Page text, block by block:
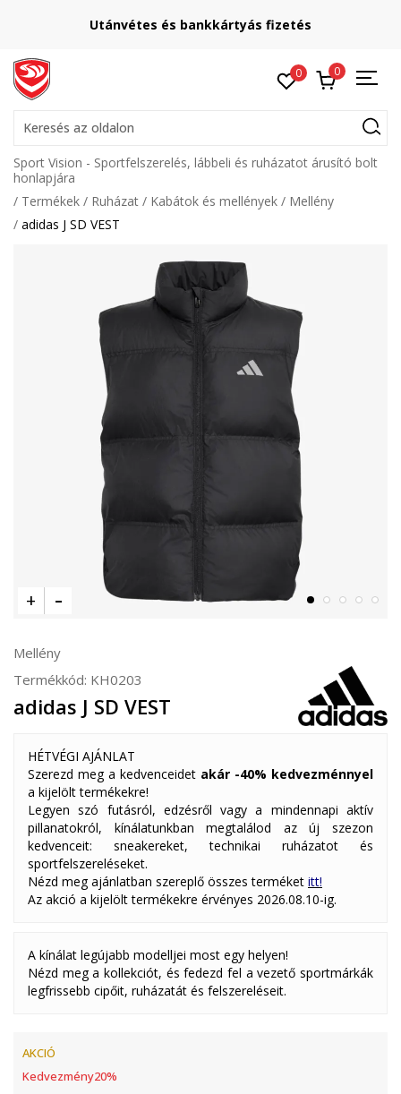
Utánvétes és bankkártyás fizetés
0 0
Keresés az oldalon
Sport Vision - Sportfelszerelés, lábbeli és ruházatot árusító bolt
honlapjára
Termékek
Ruházat Kabátok és mellények
Mellény
adidas J SD VEST
Mellény
Termékkód: KH0203
adidas J SD VEST
HÉTVÉGI AJÁNLAT
Szerezd meg a kedvenceidet akár -40% kedvezménnyel
a kijelölt termékekre!
Legyen szó futásról, edzésről vagy a mindennapi aktív
pillanatokról, kínálatunkban megtalálod az új szezon
kedvenceit: sneakereket, technikai ruházatot és
sportfelszereléseket.
Nézd meg ajánlatban szereplő összes terméket itt!
Az akció a kijelölt termékekre érvényes 2026.08.10-ig.
A kínálat legújabb modelljei most egy helyen!
Nézd meg a kollekciót, és fedezd fel a vezető sportmárkák
legfrissebb cipőit, ruházatát és felszereléseit.
AKCIÓ
Kedvezmény20%